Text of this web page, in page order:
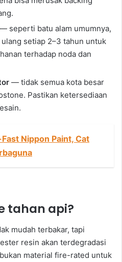
— seperti batu alam umumnya,
setiap 2–3 tahun untuk
terhadap noda dan
— tidak semua kota besar
Pastikan ketersediaan
Nippon Paint, Cat
tahan api?
mudah terbakar, tapi
resin akan terdegradasi
material fire-rated untuk